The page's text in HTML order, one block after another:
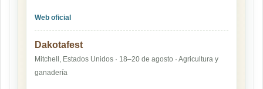
Web oficial
Dakotafest
Mitchell, Estados Unidos · 18–20 de agosto · Agricultura y
ganadería